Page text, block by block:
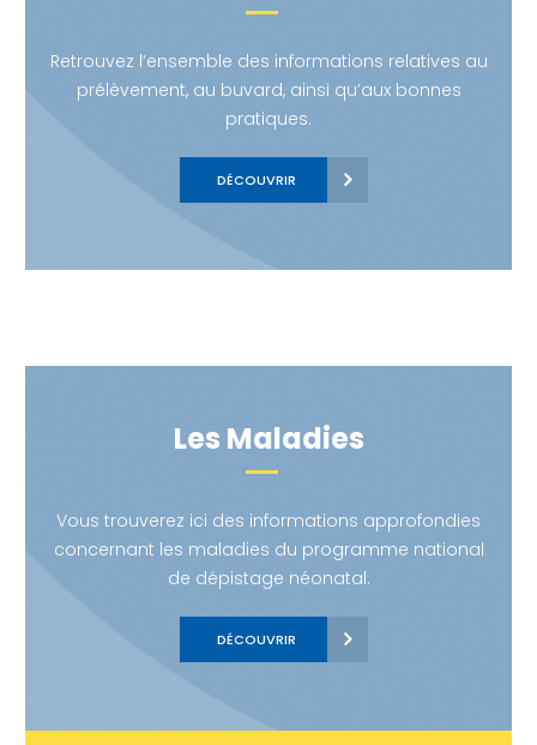
Retrouvez l’ensemble des informations relatives au
prélèvement, au buvard, ainsi qu’aux bonnes
pratiques.
DÉCOUVRIR
Les Maladies
Vous trouverez ici des informations approfondies
concernant les maladies du programme national
de dépistage néonatal.
DÉCOUVRIR